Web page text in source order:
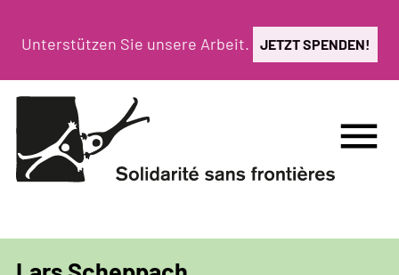
zumUnterstützen Sie unsere Arbeit. JETZT SPENDEN!
menu